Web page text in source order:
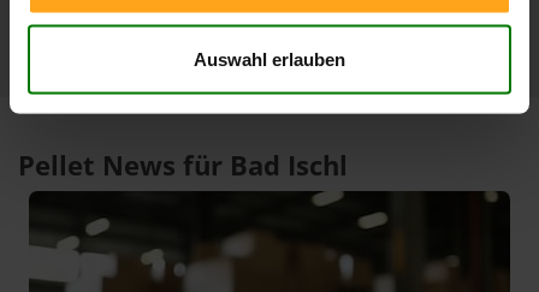
Auswahl erlauben
Pellet News für Bad Ischl